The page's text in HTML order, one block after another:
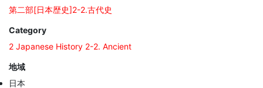
第二部[日本歴史]2-2.古代史
Category
2 Japanese History 2-2. Ancient
地域
日本